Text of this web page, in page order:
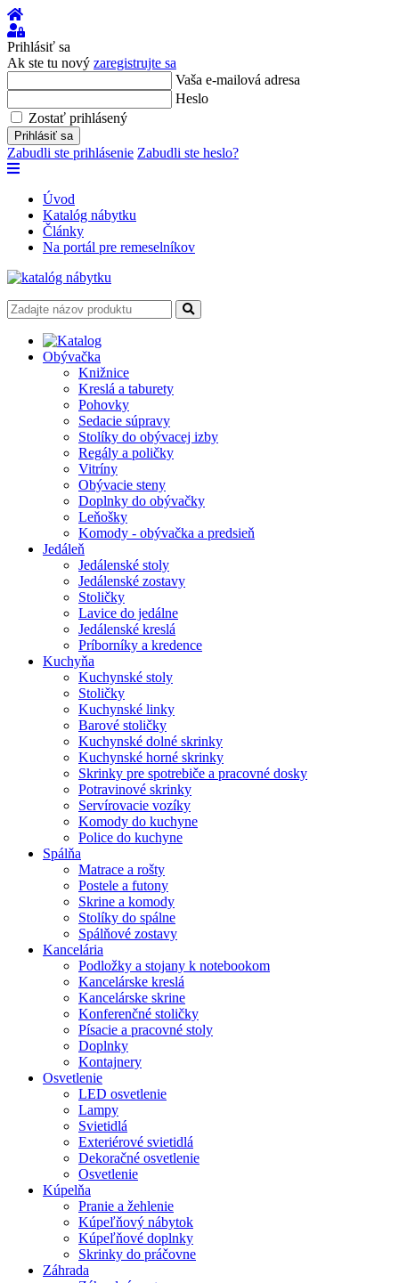
Úvod
Prihlásiť
sa
Prihlásiť sa
Ak ste tu nový zaregistrujte sa
Vaša e-mailová adresa
Heslo
Zostať prihlásený
Prihlásiť sa
Zabudli ste prihlásenie Zabudli ste heslo?
Úvod
Katalóg nábytku
Články
Na portál pre remeselníkov
Obývačka
Knižnice
Kreslá a taburety
Pohovky
Sedacie súpravy
Stolíky do obývacej izby
Regály a poličky
Vitríny
Obývacie steny
Doplnky do obývačky
Leňošky
Komody - obývačka a predsieň
Jedáleň
Jedálenské stoly
Jedálenské zostavy
Stoličky
Lavice do jedálne
Jedálenské kreslá
Príborníky a kredence
Kuchyňa
Kuchynské stoly
Stoličky
Kuchynské linky
Barové stoličky
Kuchynské dolné skrinky
Kuchynské horné skrinky
Skrinky pre spotrebiče a pracovné dosky
Potravinové skrinky
Servírovacie vozíky
Komody do kuchyne
Police do kuchyne
Spálňa
Matrace a rošty
Postele a futony
Skrine a komody
Stolíky do spálne
Spálňové zostavy
Kancelária
Podložky a stojany k notebookom
Kancelárske kreslá
Kancelárske skrine
Konferenčné stoličky
Písacie a pracovné stoly
Doplnky
Kontajnery
Osvetlenie
LED osvetlenie
Lampy
Svietidlá
Exteriérové svietidlá
Dekoračné osvetlenie
Osvetlenie
Kúpelňa
Pranie a žehlenie
Kúpeľňový nábytok
Kúpeľňové doplnky
Skrinky do práčovne
Záhrada